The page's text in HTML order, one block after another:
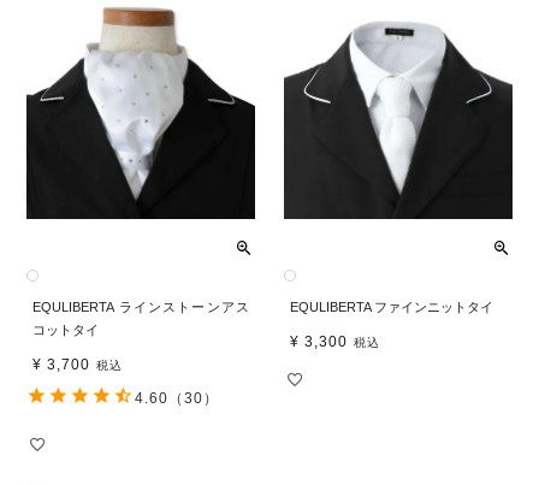
EQULIBERTA ラインストーンアス
コットタイ
¥ 3,700 税込
4.60 （30）
EQULIBERTA ファインニットタイ
¥ 3,300 税込